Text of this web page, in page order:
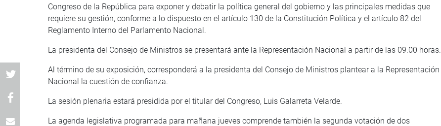
Congreso de la República para exponer y debatir la política general del gobierno y las principales medidas que
requiere su gestión, conforme a lo dispuesto en el artículo 130 de la Constitución Política y el artículo 82 del
Reglamento Interno del Parlamento Nacional.
La presidenta del Consejo de Ministros se presentará ante la Representación Nacional a partir de las 09.00 horas.
Al término de su exposición, corresponderá a la presidenta del Consejo de Ministros plantear a la Representación
Nacional la cuestión de confianza.
La sesión plenaria estará presidida por el titular del Congreso, Luis Galarreta Velarde.
La agenda legislativa programada para mañana jueves comprende también la segunda votación de dos